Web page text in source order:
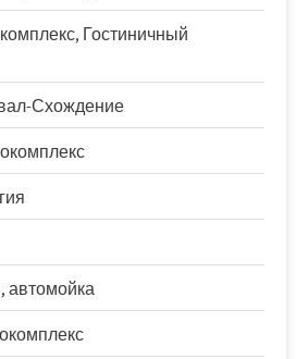
Гостиничный
Схождение
автомойка